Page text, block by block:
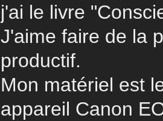
j'ai le livre
J'aime faire de la
productif.
Mon matériel est
appareil Canon